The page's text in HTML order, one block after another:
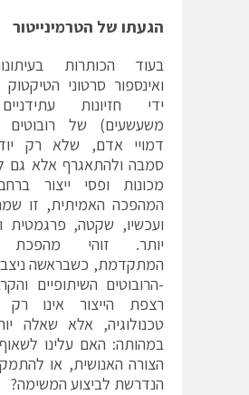
הגעתו של הטרמינייטור
בעוד הכותרות
ואינספור סרטוני
ידי חזיונות
משעשעים) של רובוטים
דמויי אדם, שלא רק
סמבה ולהתאגרף אלא גם
מכונות ופסי ייצור
המהפכה האמיתית, זו
ועכשיו, שקטה, פרגמטית
יותר. זוהי מהפכת
המתקדמת, כשבראשה
-הרובוטים השיתופיים
רצפת הייצור אינו
טכנולוגיה, אלא שאלה
במהותה: האם עלינו
הצורה האנושית, או
הנדרשת לביצוע המשימה?